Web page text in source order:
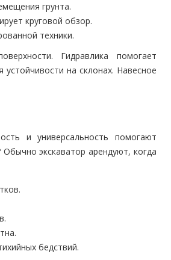
грунта.
круговой обзор.
техники.
Гидравлика помогает
на склонах. Навесное
и универсальность помогают
экскаватор арендуют, когда
бедствий.